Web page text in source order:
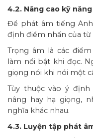
4.2. Nâng cao kỹ
Để phát âm tiếng
định điểm nhấn của từ
Trọng âm là các
làm nổi bật khi đọc.
giọng nói khi nói một
Tùy thuộc vào ý
nâng hay hạ giọng,
nghĩa khác nhau.
4.3. Luyện tập phát